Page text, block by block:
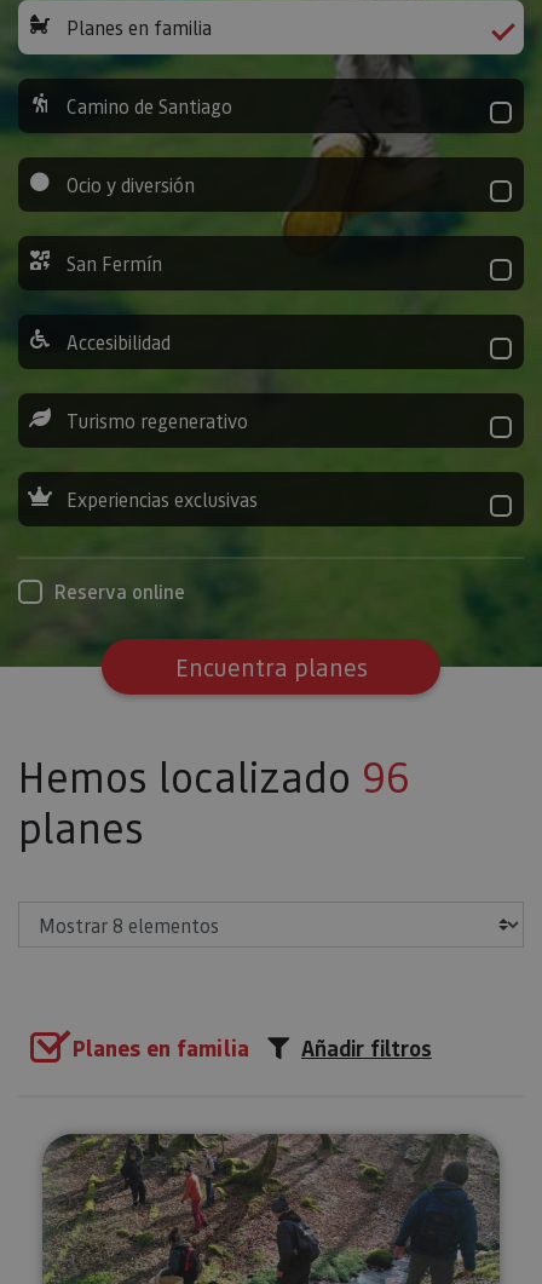
Planes en familia
Camino de Santiago
Ocio y diversión
San Fermín
Accesibilidad
Turismo regenerativo
Experiencias exclusivas
Reserva online
Encuentra planes
Hemos localizado 96
planes
Planes en familia Añadir filtros
Recolección de setas en